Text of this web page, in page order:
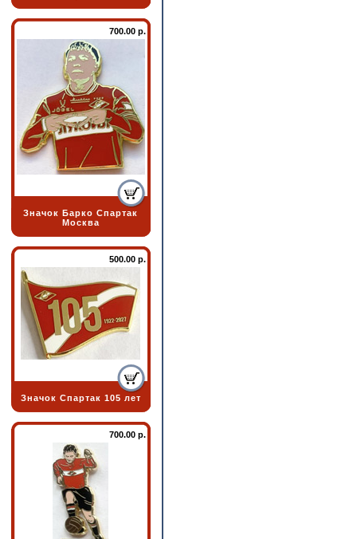
700.00 р.
Значок Барко Спартак
Москва
500.00 р.
Значок Спартак 105 лет
700.00 р.